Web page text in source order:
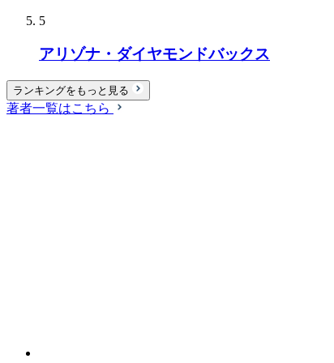
5
アリゾナ・ダイヤモンドバックス
ランキングをもっと見る
著者一覧はこちら